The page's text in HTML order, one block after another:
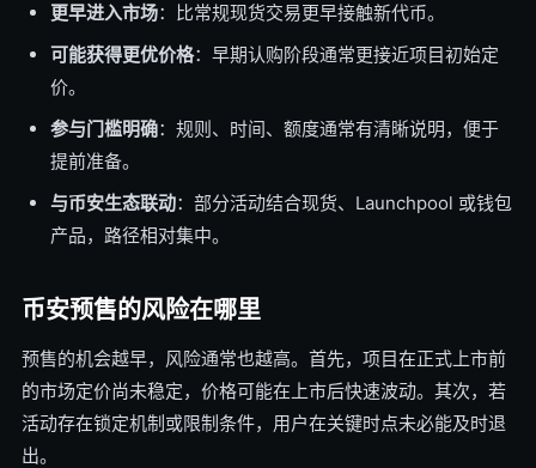
更早进入市场：比常规现货交易更早接触新代币。
可能获得更优价格：早期认购阶段通常更接近项目初始定
价。
参与门槛明确：规则、时间、额度通常有清晰说明，便于
提前准备。
与币安生态联动：部分活动结合现货、Launchpool 或钱包
产品，路径相对集中。
币安预售的风险在哪里
预售的机会越早，风险通常也越高。首先，项目在正式上市前
的市场定价尚未稳定，价格可能在上市后快速波动。其次，若
活动存在锁定机制或限制条件，用户在关键时点未必能及时退
出。